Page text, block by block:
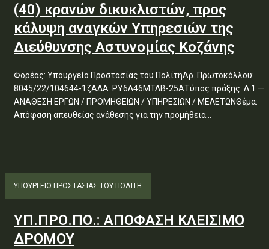
(40) κρανών δικυκλιστών, προς
κάλυψη αναγκών Υπηρεσιών της
Διεύθυνσης Αστυνομίας Κοζάνης
Φορέας: Υπουργείο Προστασίας του ΠολίτηΑρ. Πρωτοκόλλου:
8045/22/104644-1ζΑΔΑ: ΡΥ6Λ46ΜΤΛΒ-25ΑΤύπος πράξης: Δ.1 —
ΑΝΑΘΕΣΗ ΕΡΓΩΝ / ΠΡΟΜΗΘΕΙΩΝ / ΥΠΗΡΕΣΙΩΝ / ΜΕΛΕΤΩΝΘέμα:
Απόφαση απευθείας ανάθεσης για την προμήθεια...
ΥΠΟΥΡΓΕΊΟ ΠΡΟΣΤΑΣΊΑΣ ΤΟΥ ΠΟΛΊΤΗ
ΥΠ.ΠΡΟ.ΠΟ.: ΑΠΟΦΑΣΗ ΚΛΕΙΣΙΜΟ
ΔΡΟΜΟΥ